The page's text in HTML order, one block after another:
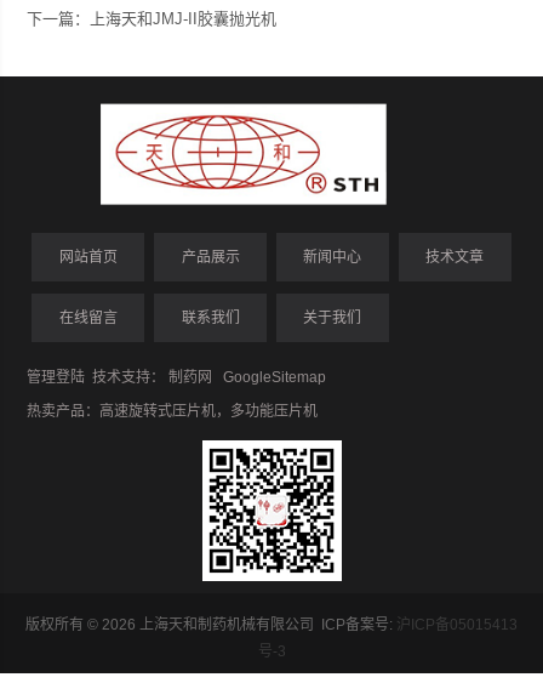
下一篇： 上海天和JMJ-II胶囊抛光机
网站首页 产品展示 新闻中心 技术文章
在线留言 联系我们 关于我们
管理登陆 技术支持：制药网
GoogleSitemap
热卖产品： 高速旋转式压片机， 多功能压片机
版权所有 © 2026 上海天和制药机械有限公司 ICP备案号: 沪ICP备05015413
号-3